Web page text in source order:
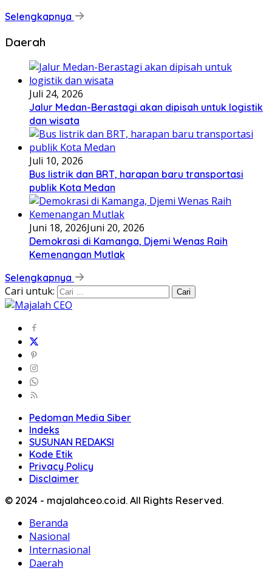
Selengkapnya
Daerah
Juli 24, 2026
Jalur Medan-Berastagi akan dipisah untuk logistik
dan wisata
Juli 10, 2026
Bus listrik dan BRT, harapan baru transportasi
publik Kota Medan
Juni 18, 2026Juni 20, 2026
Demokrasi di Kamanga, Djemi Wenas Raih
Kemenangan Mutlak
Selengkapnya
Cari untuk:
Pedoman Media Siber
Indeks
SUSUNAN REDAKSI
Kode Etik
Privacy Policy
Disclaimer
© 2024 - majalahceo.co.id. All Rights Reserved.
Beranda
Nasional
Internasional
Daerah